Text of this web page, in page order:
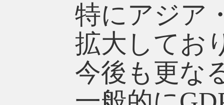
特にアジア
拡大してお
今後も更な